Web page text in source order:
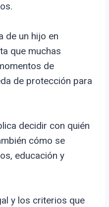
de un hijo en
que muchas
de
de protección para
decidir con quién
cómo se
educación y
y los criterios que